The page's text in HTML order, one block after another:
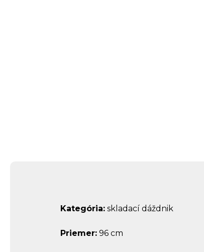
Kategória: skladací dáždnik
Priemer: 96 cm